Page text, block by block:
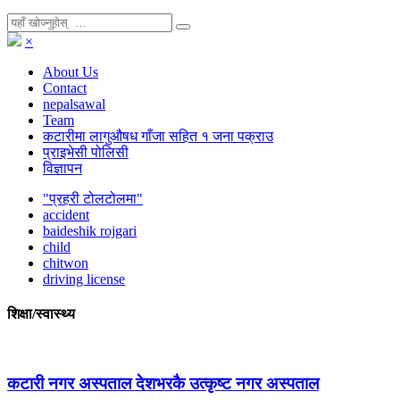
×
About Us
Contact
nepalsawal
Team
कटारीमा लागुऔषध गाँजा सहित १ जना पक्राउ
प्राइभेसी पोलिसी
विज्ञापन
"प्रहरी टोलटोलमा"
accident
baideshik rojgari
child
chitwon
driving license
शिक्षा/स्वास्थ्य
कटारी नगर अस्पताल देशभरकै उत्कृष्ट नगर अस्पताल